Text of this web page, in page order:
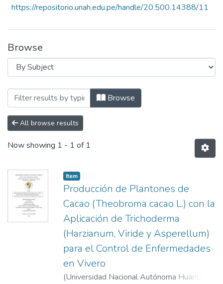
Manuales
https://repositorio.unah.edu.pe/handle/20.500.14388/11
Browse
Browsing Ingeniería de Negocios
Browse
All browse results
Now showing 1 - 1 of 1
Item
Producción de Plantones de
Cacao (Theobroma cacao L.) con la
Aplicación de Trichoderma
(Harzianum, Viride y Asperellum)
para el Control de Enfermedades
en Vivero
(Universidad Nacional Autónoma Huanta